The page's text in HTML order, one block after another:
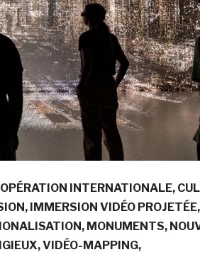
INTERNATIONALE
IMMERSION VIDÉO PROJETÉE
MONUMENTS
VIDÉO-MAPPING